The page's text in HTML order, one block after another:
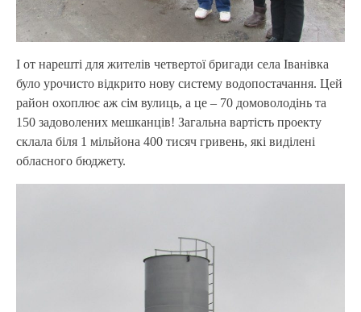
І от нарешті для жителів четвертої бригади села Іванівка
було урочисто відкрито нову систему водопостачання. Цей
район охоплює аж сім вулиць, а це – 70 домоволодінь та
150 задоволених мешканців! Загальна вартість проекту
склала біля 1 мільйона 400 тисяч гривень, які виділені
обласного бюджету.